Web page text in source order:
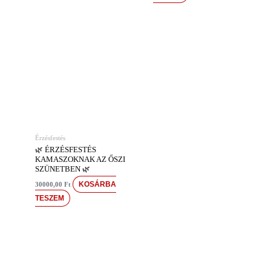
Érzésfestés
🌿 ÉRZÉSFESTÉS
KAMASZOKNAK AZ ŐSZI
SZÜNETBEN 🌿
30000,00 Ft
KOSÁRBA
TESZEM